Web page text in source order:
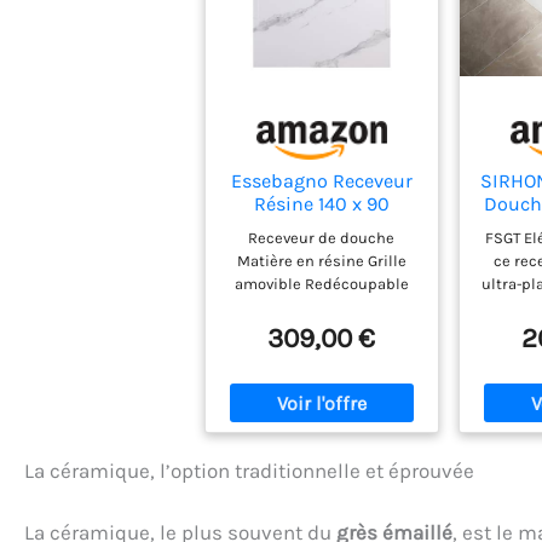
Essebagno Receveur
Résine 140 x 90
Façon Ardoise
Marbre Blanc
Receveur de douche
Matière en résine Grille
amovible Redécoupable
Rectangulaire 140 x 90 cm
309,00 €
FSGT
ce
ultra-
imitant
bains.
La céramique, l’option traditionnelle et éprouvée
La céramique, le plus souvent du grès émaillé, est le